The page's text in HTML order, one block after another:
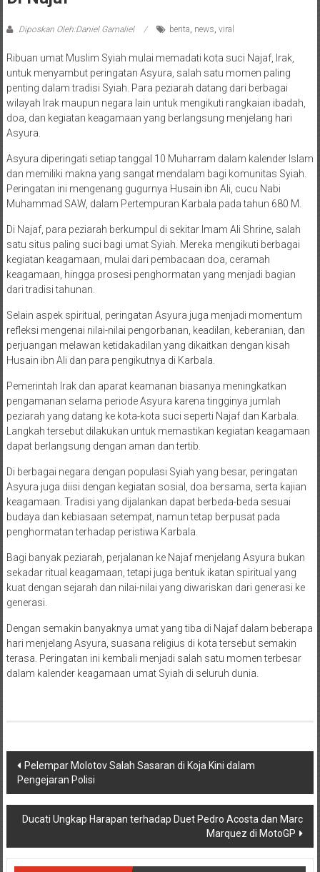
Diposkan Oleh:Daniel Gamaliel berita news viral
Ribuan umat Muslim Syiah mulai memadati kota suci Najaf, Irak,
untuk menyambut peringatan Asyura, salah satu momen paling
penting dalam tradisi Syiah. Para peziarah datang dari berbagai
wilayah Irak maupun negara lain untuk mengikuti rangkaian ibadah,
doa, dan kegiatan keagamaan yang berlangsung menjelang hari
Asyura.
Asyura diperingati setiap tanggal 10 Muharram dalam kalender Islam
dan memiliki makna yang sangat mendalam bagi komunitas Syiah.
Peringatan ini mengenang gugurnya Husain ibn Ali, cucu Nabi
Muhammad SAW, dalam Pertempuran Karbala pada tahun 680 M.
Di Najaf, para peziarah berkumpul di sekitar Imam Ali Shrine, salah
satu situs paling suci bagi umat Syiah. Mereka mengikuti berbagai
kegiatan keagamaan, mulai dari pembacaan doa, ceramah
keagamaan, hingga prosesi penghormatan yang menjadi bagian
dari tradisi tahunan.
Selain aspek spiritual, peringatan Asyura juga menjadi momentum
refleksi mengenai nilai-nilai pengorbanan, keadilan, keberanian, dan
perjuangan melawan ketidakadilan yang dikaitkan dengan kisah
Husain ibn Ali dan para pengikutnya di Karbala.
Pemerintah Irak dan aparat keamanan biasanya meningkatkan
pengamanan selama periode Asyura karena tingginya jumlah
peziarah yang datang ke kota-kota suci seperti Najaf dan Karbala.
Langkah tersebut dilakukan untuk memastikan kegiatan keagamaan
dapat berlangsung dengan aman dan tertib.
Di berbagai negara dengan populasi Syiah yang besar, peringatan
Asyura juga diisi dengan kegiatan sosial, doa bersama, serta kajian
keagamaan. Tradisi yang dijalankan dapat berbeda-beda sesuai
budaya dan kebiasaan setempat, namun tetap berpusat pada
penghormatan terhadap peristiwa Karbala.
Bagi banyak peziarah, perjalanan ke Najaf menjelang Asyura bukan
sekadar ritual keagamaan, tetapi juga bentuk ikatan spiritual yang
kuat dengan sejarah dan nilai-nilai yang diwariskan dari generasi ke
generasi.
Dengan semakin banyaknya umat yang tiba di Najaf dalam beberapa
hari menjelang Asyura, suasana religius di kota tersebut semakin
terasa. Peringatan ini kembali menjadi salah satu momen terbesar
dalam kalender keagamaan umat Syiah di seluruh dunia.
Navigasi
pos
Pelempar Molotov Salah Sasaran di Koja Kini dalam
Pengejaran Polisi
Ducati Ungkap Harapan terhadap Duet Pedro Acosta dan Marc
Marquez di MotoGP